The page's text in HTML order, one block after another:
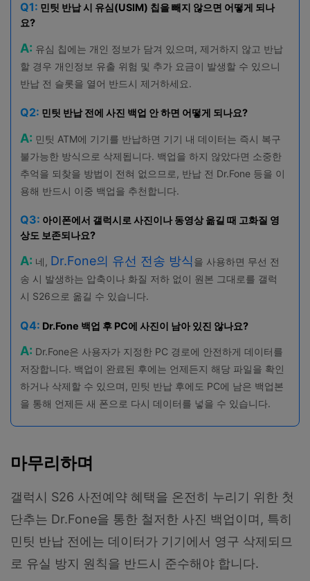
Q1: 민팃 반납 시 유심(USIM) 칩을 빼지 않으면 어떻게 되나
요?
A: 유심 칩에는 개인 정보가 담겨 있으며, 제거하지 않고 반납
할 경우 개인정보 유출 위험 및 추가 요금이 발생할 수 있으니
반납 전 슬롯을 열어 반드시 제거하세요.
Q2: 민팃 반납 전에 사진 백업 안 하면 어떻게 되나요?
A: 민팃 ATM에 기기를 반납하면 기기 내 데이터는 즉시 복구
불가능한 방식으로 삭제됩니다. 백업을 하지 않았다면 소중한
추억을 되찾을 방법이 전혀 없으므로, 반납 전 Dr.Fone 등을 이
용해 반드시 이중 백업을 추천합니다.
Q3: 아이폰에서 갤럭시로 사진이나 동영상 옮길 때 고화질 영
상도 보존되나요?
A: 네, Dr.Fone의 유선 전송 방식 을 사용하면 무선 전
송 시 발생하는 압축이나 화질 저하 없이 원본 그대로를 갤럭
시 S26으로 옮길 수 있습니다.
Q4: Dr.Fone 백업 후 PC에 사진이 남아 있진 않나요?
A: Dr.Fone은 사용자가 지정한 PC 경로에 안전하게 데이터를
저장합니다. 백업이 완료된 후에는 언제든지 해당 파일을 확인
하거나 삭제할 수 있으며, 민팃 반납 후에도 PC에 남은 백업본
을 통해 언제든 새 폰으로 다시 데이터를 넣을 수 있습니다.
마무리하며
갤럭시 S26 사전예약 혜택을 온전히 누리기 위한 첫
단추는 Dr.Fone을 통한 철저한 사진 백업이며, 특히
민팃 반납 전에는 데이터가 기기에서 영구 삭제되므
로 유실 방지 원칙을 반드시 준수해야 합니다.